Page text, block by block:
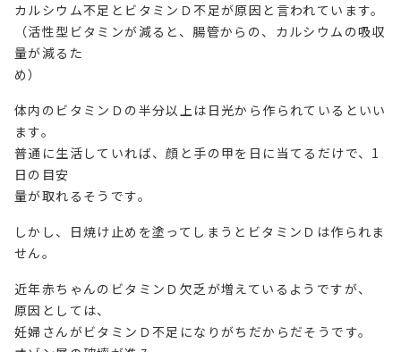
カルシウム不足とビタミンＤ不足が原因と言われています。
（活性型ビタミンが減ると、腸管からの、カルシウムの吸収
量が減るた
め）
体内のビタミンＤの半分以上は日光から作られているといい
ます。
普通に生活していれば、顔と手の甲を日に当てるだけで、1
日の目安
量が取れるそうです。
しかし、日焼け止めを塗ってしまうとビタミンＤは作られま
せん。
近年赤ちゃんのビタミンＤ欠乏が増えているようですが、
原因としては、
妊婦さんがビタミンＤ不足になりがちだからだそうです。